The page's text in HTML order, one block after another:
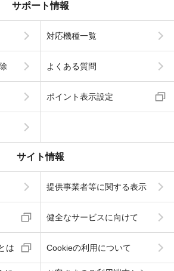
サポート情報
対応機種一覧
よくある質問
ポイント表示設定
サイト情報
提供事業者等に関する表示
健全なサービスに向けて
は Cookieの利用について